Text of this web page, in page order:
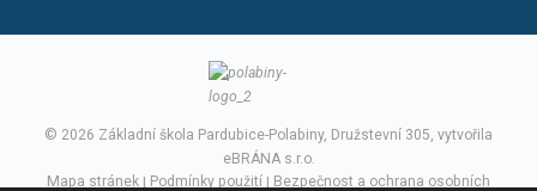
© 2026 Základní škola Pardubice-Polabiny, Družstevní 305, vytvořila
eBRÁNA s.r.o.
Mapa stránek | Podmínky použití | Bezpečnost a ochrana osobních